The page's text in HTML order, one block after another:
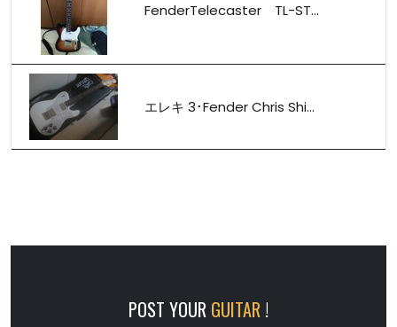
FenderTelecaster TL-ST...
エレキ 3･Fender Chris Shi...
POST YOUR GUITAR !